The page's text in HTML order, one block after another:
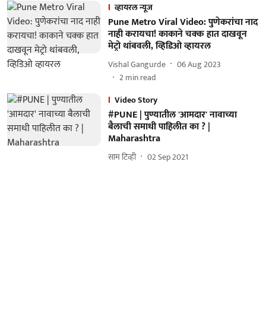
व्हायरल न्यूज
Pune Metro Viral Video: पुणेकरांचा नाद
नाही करायचा! काकाने चक्क हात दाखवून
मेट्रो थांबवली, व्हिडिओ व्हायरल
Vishal Gangurde
06 Aug 2023
2min read
Video Story
#PUNE | पुण्यातील 'आमदार' नावाच्या
बैलाची समाधी पाहिलीत का ? |
Maharashtra
साम टिव्ही 02 Sep 2021